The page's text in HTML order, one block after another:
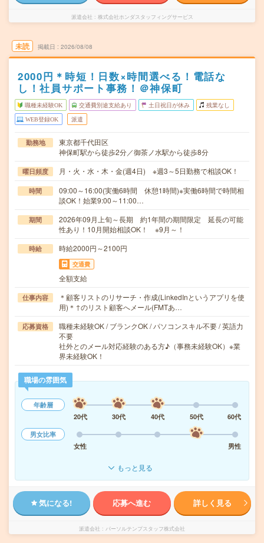
派遣会社 株式会社ホンダスタッフィングサービス
未読 掲載日 2026/08/08
2000円＊時短！日数×時間選べる！電話な
し！社員サポート事務！＠神保町
職種未経験OK 交通費別途支給あり 土日祝日が休み 残業なし
WEB登録OK 派遣
勤務地
東京都千代田区
神保町駅から徒歩2分／御茶ノ水駅から徒歩8分
曜日頻度 月・火・水・木・金(週4日) ※週3～5日勤務で相談OK！
時間
09:00～16:00(実働6時間 休憩1時間)※実働6時間で時間相
談OK！始業9:00～11:00…
期間
2026年09月上旬～長期 約1年間の期間限定 延長の可能
性あり！10月開始相談OK！ ※9月～！
時給 時給2000円～2100円
交通費
全額支給
仕事内容
＊顧客リストのリサーチ・作成(LinkedInというアプリを使
用)＊↑のリスト顧客へメール(FMTあ…
応募資格
職種未経験OK / ブランクOK / パソコンスキル不要 / 英語力
不要
社外とのメール対応経験のある方♪（事務未経験OK）※業
界未経験OK！
職場の雰囲気
年齢層
20代
30代 40代 50代
60代
男女比率
女性
男性
もっと見る
気になる! 応募へ進む 詳しく見る
派遣会社 パーソルテンプスタッフ株式会社